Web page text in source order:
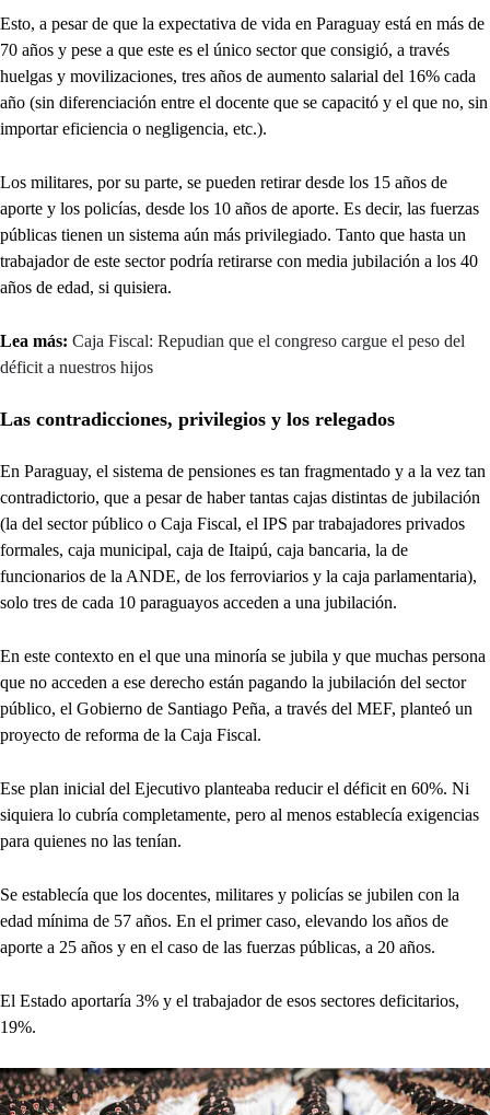
Esto, a pesar de que la expectativa de vida en Paraguay está en más de
70 años y pese a que este es el único sector que consigió, a través
huelgas y movilizaciones, tres años de aumento salarial del 16% cada
año (sin diferenciación entre el docente que se capacitó y el que no, sin
importar eficiencia o negligencia, etc.).
Los militares, por su parte, se pueden retirar desde los 15 años de
aporte y los policías, desde los 10 años de aporte. Es decir, las fuerzas
públicas tienen un sistema aún más privilegiado. Tanto que hasta un
trabajador de este sector podría retirarse con media jubilación a los 40
años de edad, si quisiera.
Lea más: Caja Fiscal: Repudian que el congreso cargue el peso del
déficit a nuestros hijos
Las contradicciones, privilegios y los relegados
En Paraguay, el sistema de pensiones es tan fragmentado y a la vez tan
contradictorio, que a pesar de haber tantas cajas distintas de jubilación
(la del sector público o Caja Fiscal, el IPS par trabajadores privados
formales, caja municipal, caja de Itaipú, caja bancaria, la de
funcionarios de la ANDE, de los ferroviarios y la caja parlamentaria),
solo tres de cada 10 paraguayos acceden a una jubilación.
En este contexto en el que una minoría se jubila y que muchas persona
que no acceden a ese derecho están pagando la jubilación del sector
público, el Gobierno de Santiago Peña, a través del MEF, planteó un
proyecto de reforma de la Caja Fiscal.
Ese plan inicial del Ejecutivo planteaba reducir el déficit en 60%. Ni
siquiera lo cubría completamente, pero al menos establecía exigencias
para quienes no las tenían.
Se establecía que los docentes, militares y policías se jubilen con la
edad mínima de 57 años. En el primer caso, elevando los años de
aporte a 25 años y en el caso de las fuerzas públicas, a 20 años.
El Estado aportaría 3% y el trabajador de esos sectores deficitarios,
19%.